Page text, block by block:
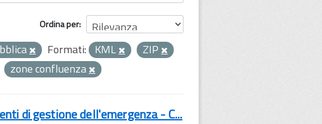
Ordina per
Formati: KML
ZIP
zone confluenza
di gestione dell'emergenza - C...